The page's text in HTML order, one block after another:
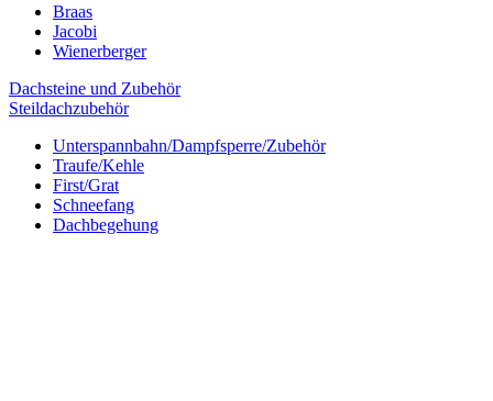
Braas
Jacobi
Wienerberger
Dachsteine und Zubehör
Steildachzubehör
Unterspannbahn/Dampfsperre/Zubehör
Traufe/Kehle
First/Grat
Schneefang
Dachbegehung